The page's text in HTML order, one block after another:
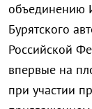
объединению
Бурятского
Российской
впервые на
при участии